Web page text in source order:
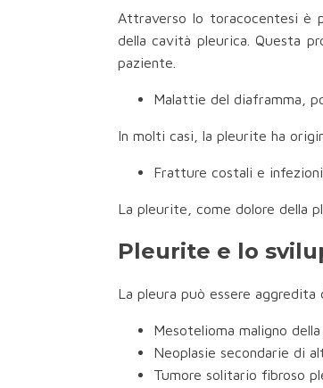
Attraverso lo toracocentesi è
della cavità pleurica. Questa
paziente.
Malattie del diaframma,
In molti casi, la pleurite ha
Fratture costali e
La pleurite, come dolore della
Pleurite e lo
La pleura può essere
Mesotelioma maligno
Neoplasie secondarie di
Tumore solitario fibroso